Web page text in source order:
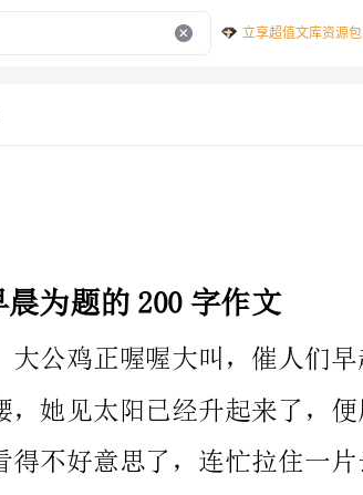
立享超值文库资源包
向日葵伸了一个懒腰，她见太阳已经升起来了，便用眼睛久久
地盯着它看。太阳被她看得不好意思了，连忙拉住一片云一边当着
身子，一边害羞的说：“向日葵，你怎么老是盯着我看，是不是觉